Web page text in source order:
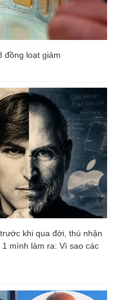
đồng loạt giảm
khi qua đời, thú nhận
mình làm ra: Vì sao các